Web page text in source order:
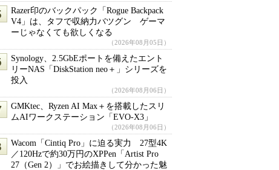
Razer印のバックパック「Rogue Backpack
V4」は、タフで収納力バツグン ゲーマ
ーじゃなくても欲しくなる
（2026年08月05日）
Synology、2.5GbEポートを備えたエント
リーNAS「DiskStation neo＋」シリーズを
投入
（2026年08月06日）
GMKtec、Ryzen AI Max＋を搭載したスリ
ムAIワークステーション「EVO-X3」
（2026年08月06日）
Wacom「Cintiq Pro」に迫る実力 27型4K
／120Hzで約30万円のXPPen「Artist Pro
27（Gen 2）」でお絵描きして分かった魅